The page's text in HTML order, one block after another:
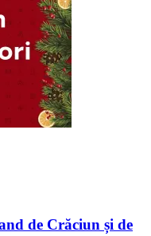
de Crăciun și de